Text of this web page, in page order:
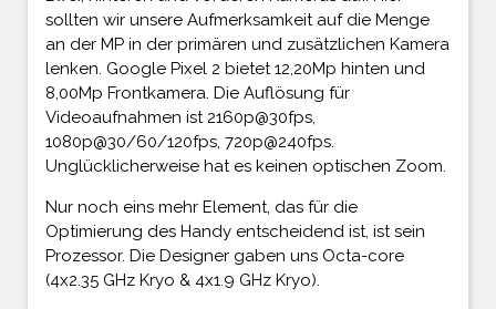
sollten wir unsere Aufmerksamkeit auf die Menge
an der MP in der primären und zusätzlichen Kamera
lenken. Google Pixel 2 bietet 12,20Mp hinten und
8,00Mp Frontkamera. Die Auflösung für
Videoaufnahmen ist 2160p@30fps,
1080p@30/60/120fps, 720p@240fps.
Unglücklicherweise hat es keinen optischen Zoom.
Nur noch eins mehr Element, das für die
Optimierung des Handy entscheidend ist, ist sein
Prozessor. Die Designer gaben uns Octa-core
(4x2.35 GHz Kryo & 4x1.9 GHz Kryo).